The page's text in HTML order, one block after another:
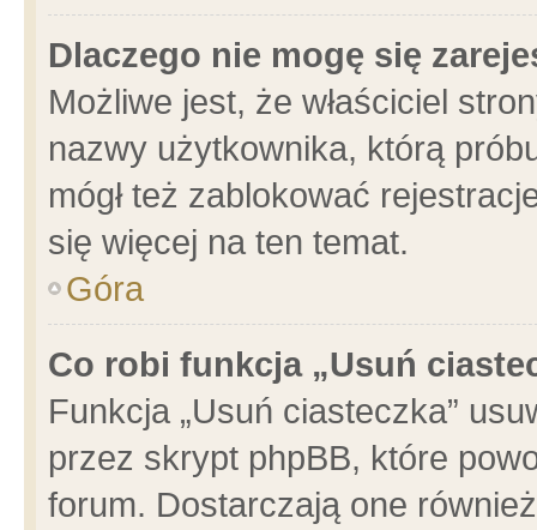
Dlaczego nie mogę się
Możliwe jest, że właściciel
nazwy użytkownika, którą
mógł też zablokować
się więcej na ten temat.
Góra
Co robi funkcja „Usuń
Funkcja „Usuń ciasteczka”
przez skrypt phpBB, które
forum. Dostarczają one